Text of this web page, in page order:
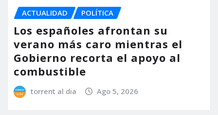
ACTUALIDAD POLÍTICA
Los españoles afrontan su
verano más caro mientras el
Gobierno recorta el apoyo al
combustible
torrent al dia Ago 5, 2026